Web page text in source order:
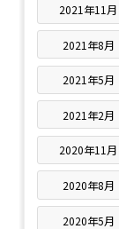
2021年11月
2021年8月
2021年5月
2021年2月
2020年11月
2020年8月
2020年5月